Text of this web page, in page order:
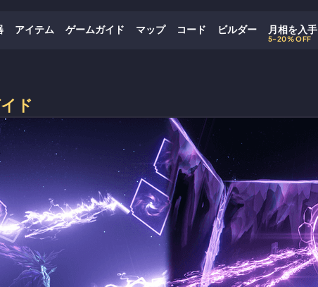
アイテム ゲームガイド マップ コード ビルダー 月相を入手
5-20% OFF
ド